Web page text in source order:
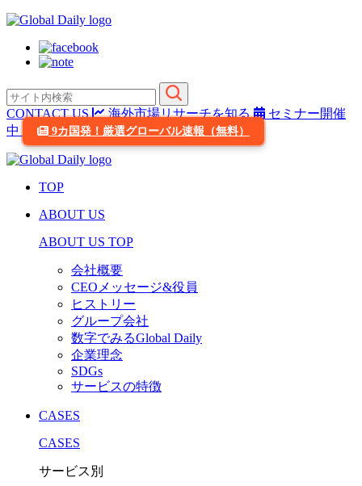
CONTACT US 海外市場リサーチを知る
セミナー開催
中
9カ国発！厳選グローバル速報（無料）
TOP
ABOUT US
ABOUT US TOP
会社概要
CEOメッセージ&役員
ヒストリー
グループ会社
数字でみるGlobal Daily
企業理念
SDGs
サービスの特徴
CASES
CASES
サービス別